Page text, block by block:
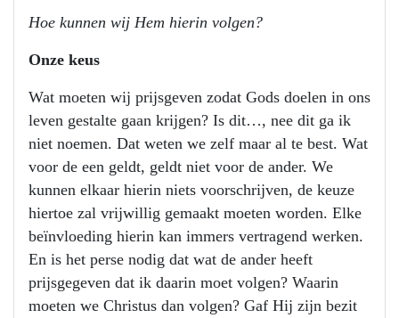
Hoe kunnen wij Hem hierin volgen?
Onze keus
Wat moeten wij prijsgeven zodat Gods doelen in ons
leven gestalte gaan krijgen? Is dit…, nee dit ga ik
niet noemen. Dat weten we zelf maar al te best. Wat
voor de een geldt, geldt niet voor de ander. We
kunnen elkaar hierin niets voorschrijven, de keuze
hiertoe zal vrijwillig gemaakt moeten worden. Elke
beïnvloeding hierin kan immers vertragend werken.
En is het perse nodig dat wat de ander heeft
prijsgegeven dat ik daarin moet volgen? Waarin
moeten we Christus dan volgen? Gaf Hij zijn bezit